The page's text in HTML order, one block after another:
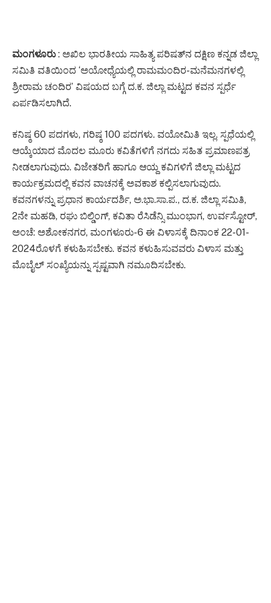
ಮಂಗಳೂರು: ಅಖಿಲ ಭಾರತೀಯ ಸಾಹಿತ್ಯ ಪರಿಷತ್‌ನ ದಕ್ಷಿಣ ಕನ್ನಡ ಜಿಲ್ಲಾ
ಸಮಿತಿ ವತಿಯಿಂದ ‘ಅಯೋಧ್ಯೆಯಲ್ಲಿ ರಾಮಮಂದಿರ-ಮನೆಮನಗಳಲ್ಲಿ
ಶ್ರೀರಾಮ ಚಂದಿರ’ ವಿಷಯದ ಬಗ್ಗೆ ದ.ಕ. ಜಿಲ್ಲಾ ಮಟ್ಟದ ಕವನ ಸ್ಪರ್ಧೆ
ಏರ್ಪಡಿಸಲಾಗಿದೆ.
ಕನಿಷ್ಠ 60 ಪದಗಳು, ಗರಿಷ್ಠ 100 ಪದಗಳು. ವಯೋಮಿತಿ ಇಲ್ಲ. ಸ್ಪಧೆಯಲ್ಲಿ
ಆಯ್ಕೆಯಾದ ಮೊದಲ ಮೂರು ಕವಿತೆಗಳಿಗೆ ನಗದು ಸಹಿತ ಪ್ರಮಾಣಪತ್ರ
ನೀಡಲಾಗುವುದು. ವಿಜೇತರಿಗೆ ಹಾಗೂ ಆಯ್ದ ಕವಿಗಳಿಗೆ ಜಿಲ್ಲಾ ಮಟ್ಟದ
ಕಾರ್ಯಕ್ರಮದಲ್ಲಿ ಕವನ ವಾಚನಕ್ಕೆ ಅವಕಾಶ ಕಲ್ಪಿಸಲಾಗುವುದು.
ಕವನಗಳನ್ನು ಪ್ರಧಾನ ಕಾರ್ಯದರ್ಶಿ, ಅ.ಭಾ.ಸಾ.ಪ., ದ.ಕ. ಜಿಲ್ಲಾ ಸಮಿತಿ,
2ನೇ ಮಹಡಿ, ರಘು ಬಿಲ್ಡಿಂಗ್, ಕವಿತಾ ರೆಸಿಡೆನ್ಸಿ ಮುಂಭಾಗ, ಉರ್ವಸ್ಟೋರ್,
ಅಂಚೆ: ಅಶೋಕನಗರ, ಮಂಗಳೂರು-6 ಈ ವಿಳಾಸಕ್ಕೆ ದಿನಾಂಕ 22-01-
2024ರೊಳಗೆ ಕಳುಹಿಸಬೇಕು. ಕವನ ಕಳುಹಿಸುವವರು ವಿಳಾಸ ಮತ್ತು
ಮೊಬೈಲ್ ಸಂಖ್ಯೆಯನ್ನು ಸ್ಪಷ್ಟವಾಗಿ ನಮೂದಿಸಬೇಕು.